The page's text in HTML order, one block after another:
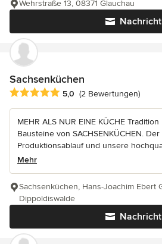
Nachricht
Wehrstraße 13, 08371 Glauchau
Sachsenküchen
Durchschnittliche Bewertung: 5 von
5,0 (2 Bewertungen)
MEHR ALS NUR EINE KÜCHE
Bausteine von SACHSENKÜCHEN.
Produktionsablauf und unsere
Mehr
Nachricht
Sachsenküchen, Hans-Joachim Ebert
Dippoldiswalde